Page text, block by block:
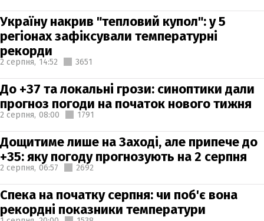
Україну накрив "тепловий купол": у 5
регіонах зафіксували температурні
рекорди
2 серпня, 14:52 3651
До +37 та локальні грози: синоптики дали
прогноз погоди на початок нового тижня
2 серпня, 08:00 1791
Дощитиме лише на Заході, але припече до
+35: яку погоду прогнозують на 2 серпня
2 серпня, 06:57 2692
Спека на початку серпня: чи поб'є вона
рекордні показники температури